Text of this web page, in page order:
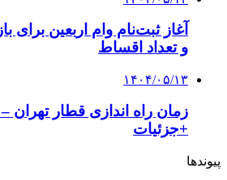
آغاز ثبت‌نام وام اربعین برای
و تعداد اقساط
۱۴۰۴/۰۵/۱۳
زمان راه اندازی قطار
+جزئیات
پیوندها